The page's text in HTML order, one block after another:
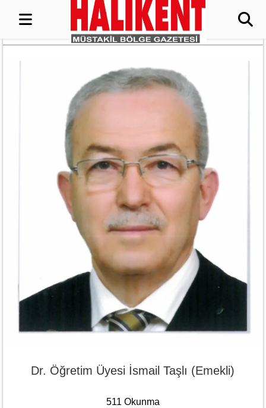
Dr. Öğretim Üyesi İsmail Taşlı (Emekli)
511 Okunma